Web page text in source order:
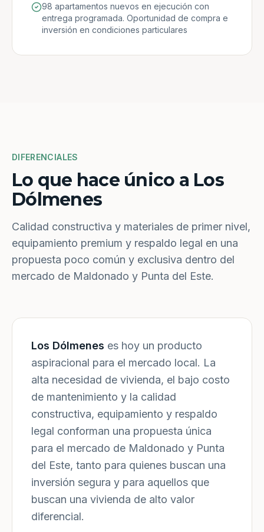
98 apartamentos nuevos en ejecución con
entrega programada. Oportunidad de compra e
inversión en condiciones particulares
DIFERENCIALES
Lo que hace único a Los
Dólmenes
Calidad constructiva y materiales de primer nivel,
equipamiento premium y respaldo legal en una
propuesta poco común y exclusiva dentro del
mercado de Maldonado y Punta del Este.
Los Dólmenes es hoy un producto
aspiracional para el mercado local. La
alta necesidad de vivienda, el bajo costo
de mantenimiento y la calidad
constructiva, equipamiento y respaldo
legal conforman una propuesta única
para el mercado de Maldonado y Punta
del Este, tanto para quienes buscan una
inversión segura y para aquellos que
buscan una vivienda de alto valor
diferencial.